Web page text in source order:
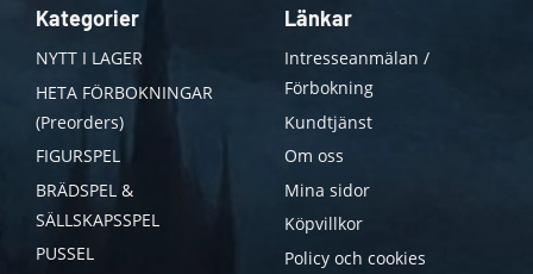
Kategorier
NYTT I LAGER
HETA FÖRBOKNINGAR
(Preorders)
FIGURSPEL
BRÄDSPEL &
SÄLLSKAPSSPEL
PUSSEL
Länkar
Intresseanmälan /
Förbokning
Kundtjänst
Om oss
Mina sidor
Köpvillkor
Policy och cookies